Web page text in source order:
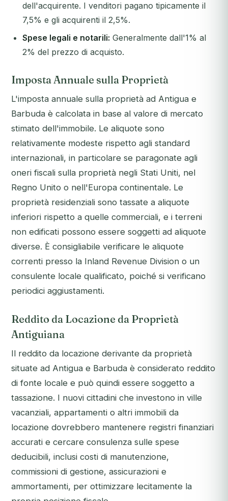
dell'acquirente. I venditori pagano tipicamente il
7,5% e gli acquirenti il 2,5%.
Spese legali e notarili: Generalmente dall'1% al
2% del prezzo di acquisto.
Imposta Annuale sulla Proprietà
L'imposta annuale sulla proprietà ad Antigua e
Barbuda è calcolata in base al valore di mercato
stimato dell'immobile. Le aliquote sono
relativamente modeste rispetto agli standard
internazionali, in particolare se paragonate agli
oneri fiscali sulla proprietà negli Stati Uniti, nel
Regno Unito o nell'Europa continentale. Le
proprietà residenziali sono tassate a aliquote
inferiori rispetto a quelle commerciali, e i terreni
non edificati possono essere soggetti ad aliquote
diverse. È consigliabile verificare le aliquote
correnti presso la Inland Revenue Division o un
consulente locale qualificato, poiché si verificano
periodici aggiustamenti.
Reddito da Locazione da Proprietà
Antiguiana
Il reddito da locazione derivante da proprietà
situate ad Antigua e Barbuda è considerato reddito
di fonte locale e può quindi essere soggetto a
tassazione. I nuovi cittadini che investono in ville
vacanziali, appartamenti o altri immobili da
locazione dovrebbero mantenere registri finanziari
accurati e cercare consulenza sulle spese
deducibili, inclusi costi di manutenzione,
commissioni di gestione, assicurazioni e
ammortamenti, per ottimizzare lecitamente la